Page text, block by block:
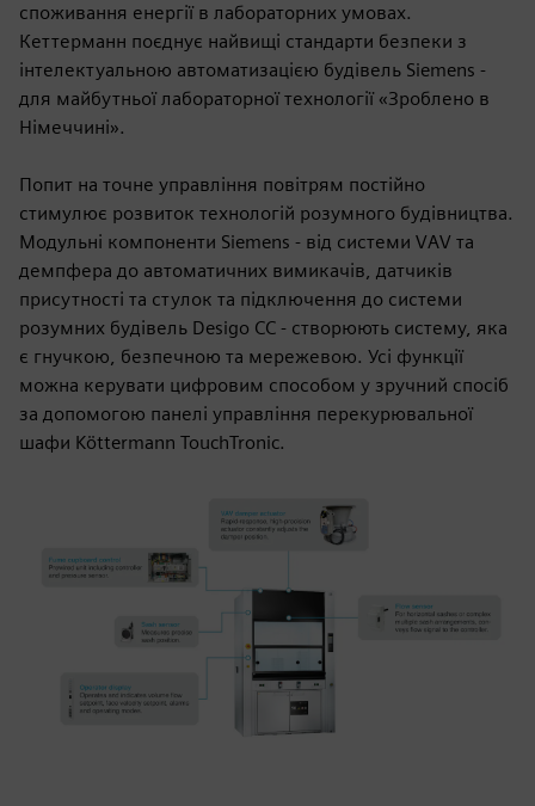
споживання енергії в лабораторних умовах.
Кеттерманн поєднує найвищі стандарти безпеки з
інтелектуальною автоматизацією будівель Siemens -
для майбутньої лабораторної технології «Зроблено в
Німеччині».
Попит на точне управління повітрям постійно
стимулює розвиток технологій розумного будівництва.
Модульні компоненти Siemens - від системи VAV та
демпфера до автоматичних вимикачів, датчиків
присутності та стулок та підключення до системи
розумних будівель Desigo CC - створюють систему, яка
є гнучкою, безпечною та мережевою. Усі функції
можна керувати цифровим способом у зручний спосіб
за допомогою панелі управління перекурювальної
шафи Köttermann TouchTronic.